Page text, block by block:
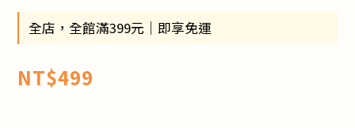
全店，全館滿399元｜即享免運
NT$499